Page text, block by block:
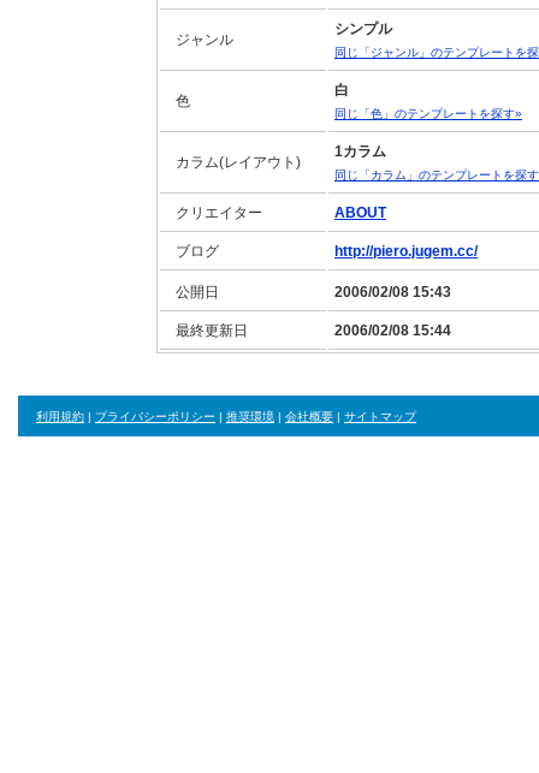
ジャンル
シンプル
同じ「ジャンル」のテンプレートを
色
白
同じ「色」のテンプレートを探す»
カラム(レイアウト)
1カラム
同じ「カラム」のテンプレートを探
クリエイター ABOUT
ブログ http://piero.jugem.cc/
公開日 2006/02/08 15:43
最終更新日 2006/02/08 15:44
利用規約 | プライバシーポリシー | 推奨環境 | 会社概要 | サイトマップ